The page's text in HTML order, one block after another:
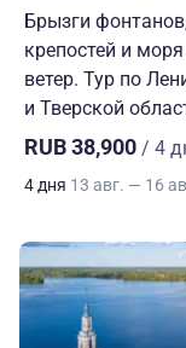
Брызги
крепостей и
ветер. Тур по
и Тверской
RUB 38,900 / 4
4 дня 13 авг. — 16